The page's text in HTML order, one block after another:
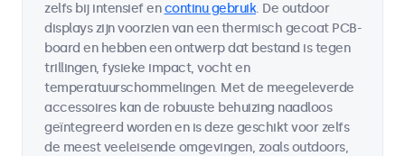
zelfs bij intensief encontinu gebruik. De outdoor
displays zijn voorzien van een thermisch gecoat PCB-
board en hebben een ontwerp dat bestand is tegen
trillingen, fysieke impact, vocht en
temperatuurschommelingen. Met de meegeleverde
accessoires kan de robuuste behuizing naadloos
geïntegreerd worden en is deze geschikt voor zelfs
de meest veeleisende omgevingen, zoals outdoors,